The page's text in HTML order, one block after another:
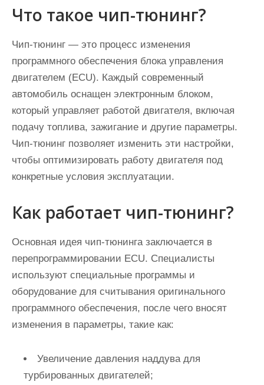
Что такое чип-тюнинг?
Чип-тюнинг — это процесс изменения
программного обеспечения блока управления
двигателем (ECU). Каждый современный
автомобиль оснащен электронным блоком,
который управляет работой двигателя, включая
подачу топлива, зажигание и другие параметры.
Чип-тюнинг позволяет изменить эти настройки,
чтобы оптимизировать работу двигателя под
конкретные условия эксплуатации.
Как работает чип-тюнинг?
Основная идея чип-тюнинга заключается в
перепрограммировании ECU. Специалисты
используют специальные программы и
оборудование для считывания оригинального
программного обеспечения, после чего вносят
изменения в параметры, такие как:
Увеличение давления наддува для
турбированных двигателей;